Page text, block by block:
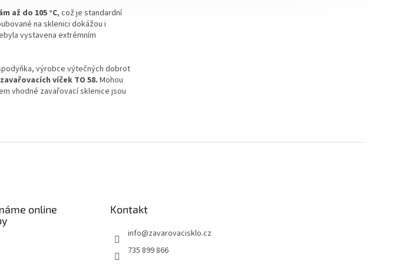
až do 105 °C, což je standardní
na sklenici dokážou i
vystavena extrémním
výrobce výtečných dobrot
víček TO 58.Mohou
vhodné zavařovací sklenice jsou
online
Kontakt
info@zavarovacisklo.cz
735 899 866